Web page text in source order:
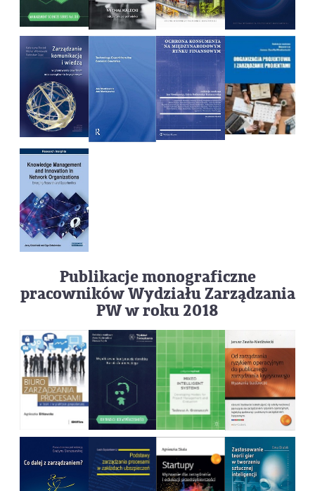
Publikacje monograficzne
pracowników Wydziału Zarządzania
PW w roku 2018